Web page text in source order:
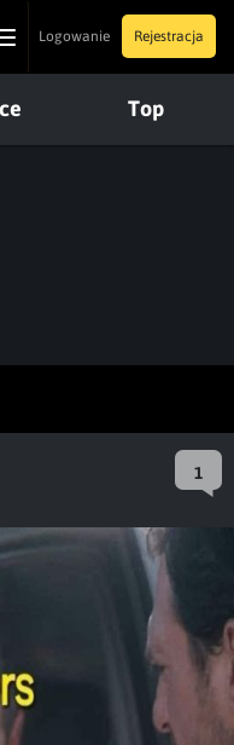
ToggleLogowanie Rejestracja
Top
1